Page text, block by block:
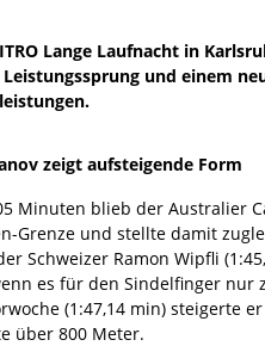
Lange Laufnacht in
und einem
zeigt aufsteigende Form
Minuten blieb der Australier
Grenze und stellte damit
Schweizer Ramon Wipfli
es für den Sindelfinger
(1:47,14 min) steigerte
über 800 Meter.